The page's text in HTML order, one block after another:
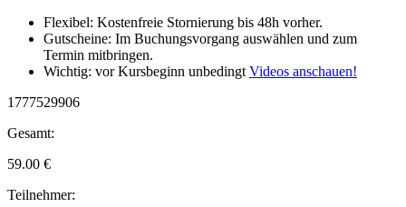
Flexibel: Kostenfreie Stornierung bis 48h vorher.
Gutscheine: Im Buchungsvorgang auswählen und zum
Termin mitbringen.
Wichtig: vor Kursbeginn unbedingt Videos anschauen!
1777529906
Gesamt:
59.00 €
Teilnehmer: